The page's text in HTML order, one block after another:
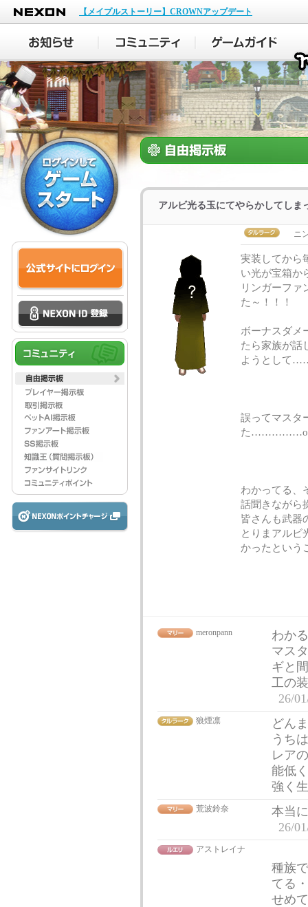
NEXON
【メイプルストーリー】CROWNアップデート
アルビ光る玉にてやらかしてし
ニ
実装してから
い光が宝箱か
リンガーファ
た～！！！
ボーナスダメ
たら家族が話
ようとし
誤ってマスタ
た
わかってる
話聞きなが
皆さんも武
とりまアルビ
かったとい
meronpann
わか
マス
ギと
工の
26/
狼煙凛
どん
うち
レア
能低
強く
荒波鈴奈
本当
26/
アストレイナ
種族
てる
せめ